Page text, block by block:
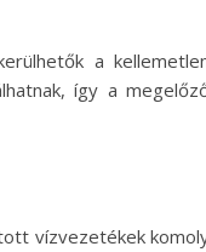
a
így a
vízvezetékek